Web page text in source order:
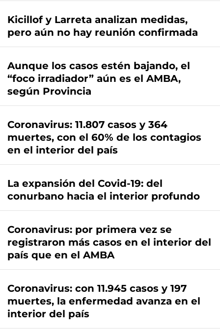
Kicillof y Larreta analizan medidas,
pero aún no hay reunión confirmada
Aunque los casos estén bajando, el
“foco irradiador” aún es el AMBA,
según Provincia
Coronavirus: 11.807 casos y 364
muertes, con el 60% de los contagios
en el interior del país
La expansión del Covid-19: del
conurbano hacia el interior profundo
Coronavirus: por primera vez se
registraron más casos en el interior del
país que en el AMBA
Coronavirus: con 11.945 casos y 197
muertes, la enfermedad avanza en el
interior del país